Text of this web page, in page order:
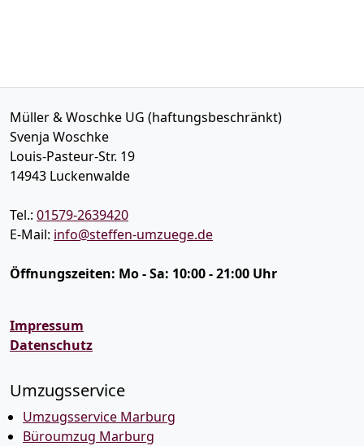
Müller & Woschke UG (haftungsbeschränkt)
Svenja Woschke
Louis-Pasteur-Str. 19
14943 Luckenwalde
Tel.: 01579-2639420
E-Mail: info@steffen-umzuege.de
Öffnungszeiten: Mo - Sa: 10:00 - 21:00 Uhr
Impressum
Datenschutz
Umzugsservice
Umzugsservice Marburg
Büroumzug Marburg